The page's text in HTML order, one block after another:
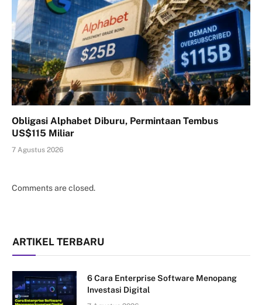
Obligasi Alphabet Diburu, Permintaan Tembus
US$115 Miliar
7 Agustus 2026
Comments are closed.
ARTIKEL TERBARU
6 Cara Enterprise Software Menopang
Investasi Digital